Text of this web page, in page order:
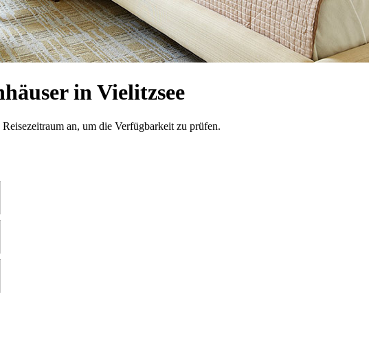
in Vielitzsee
an, um die Verfügbarkeit zu prüfen.